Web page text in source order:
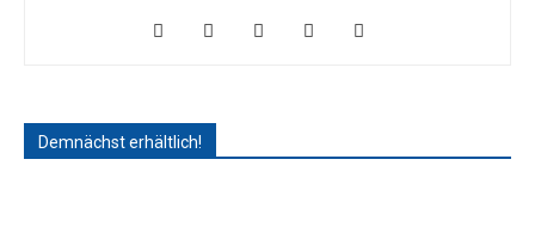
Demnächst erhältlich!